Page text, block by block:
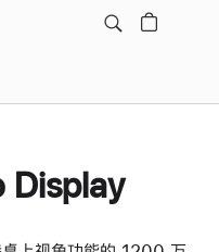
Display